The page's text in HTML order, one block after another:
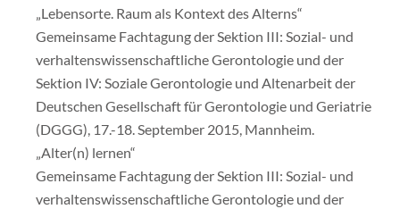
„Lebensorte. Raum als Kontext des Alterns“
Gemeinsame Fachtagung der Sektion III: Sozial- und
verhaltenswissenschaftliche Gerontologie und der
Sektion IV: Soziale Gerontologie und Altenarbeit der
Deutschen Gesellschaft für Gerontologie und Geriatrie
(DGGG), 17.-18. September 2015, Mannheim.
„Alter(n) lernen“
Gemeinsame Fachtagung der Sektion III: Sozial- und
verhaltenswissenschaftliche Gerontologie und der